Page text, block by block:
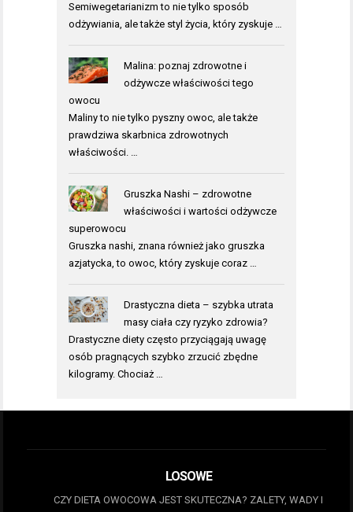
Semiwegetarianizm to nie tylko sposób
odżywiania, ale także styl życia, który zyskuje …
Malina: poznaj zdrowotne i
odżywcze właściwości tego
owocu
Maliny to nie tylko pyszny owoc, ale także
prawdziwa skarbnica zdrowotnych
właściwości. …
Gruszka Nashi – zdrowotne
właściwości i wartości odżywcze
superowocu
Gruszka nashi, znana również jako gruszka
azjatycka, to owoc, który zyskuje coraz …
Drastyczna dieta – szybka utrata
masy ciała czy ryzyko zdrowia?
Drastyczne diety często przyciągają uwagę
osób pragnących szybko zrzucić zbędne
kilogramy. Chociaż …
LOSOWE
CZY DIETA OWOCOWA JEST SKUTECZNA? ZALETY, WADY I